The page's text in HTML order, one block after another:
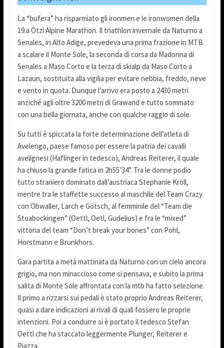
La “bufera” ha risparmiato gli ironmen e le ironwomen della
19.a Ötzi Alpine Marathon. Il triathlon invernale da Naturno a
Senales, in Alto Adige, prevedeva una prima frazione in MTB
a scalare il Monte Sole, la seconda di corsa da Madonna di
Senales a Maso Corto e la terza di skialp da Maso Corto a
Lazaun, sostituita alla vigilia per evitare nebbia, freddo, neve
e vento in quota. Dunque l’arrivo era posto a 2430 metri
anziché agli oltre 3200 metri di Grawand e tutto sommato
con una bella giornata, anche con qualche raggio di sole.
Su tutti è spiccata la forte determinazione dell’atleta di
Avelengo, paese famoso per essere la patria dei cavalli
avelignesi (Haflinger in tedesco), Andreas Reiterer, il quale
ha chiuso la grande fatica in 2h55’34”. Tra le donne podio
tutto straniero dominato dall’austriaca Stephanie Kröll,
mentre tra le staffette successo al maschile del Team Crazy
con Obwaller, Larch e Götsch, al femminile del “Team die
Stoabockingen” (Oettl, Oetl, Gudelius) e fra le “mixed”
vittoria del team “Don’t break your bones” con Pohl,
Horstmann e Brunkhors.
Gara partita a metà mattinata da Naturno con un cielo ancora
grigio, ma non minaccioso come si pensava, e subito la prima
salita di Monte Sole affrontata con la mtb ha fatto selezione.
Il primo a rizzarsi sui pedali è stato proprio Andreas Reiterer,
quasi a dare indicazioni ai rivali di quali fossero le proprie
intenzioni. Poi a condurre si è portato il tedesco Stefan
Oettl che ha staccato leggermente Plunger, Reiterer e
Piazza.